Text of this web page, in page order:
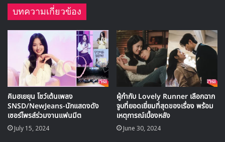
▶ คลิกดูสัมภาษณ์พิเศษ
เมื่อถูกถามเกี่ยวกับสไตล์การเดทของเขา ว่าจริง ๆ แล้วเขาเป็น
สไตล์แบบไหน เขาก็ได้เปิดเผยว่า “ผมเป็นคนที่มักจะมีความ
ผูกพันทางอารมณ์กับคนที่รัก ซึ่งมีความคล้ายกับรยูซอนแจเลย”
บทความเกี่ยวข้อง
คิมฮเยยุน โชว์เต้นเพลง
SNSD/NewJeans-นักแสดงดัง
เซอร์ไพรส์ร่วมงานแฟนมีต
July 15, 2024
ผู้กำกับ Lovely Runner เลือกฉาก
จูบที่ยอดเยี่ยมที่สุดของเรื่อง พร้อม
เหตุการณ์เบื้องหลัง
June 30, 2024